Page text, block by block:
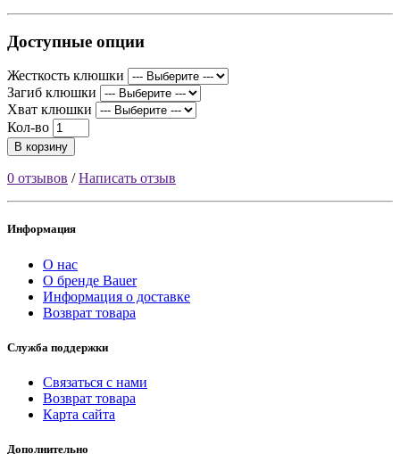
Доступные опции
Жесткость клюшки
Загиб клюшки
Хват клюшки
Кол-во
В корзину
0 отзывов /Написать отзыв
Информация
О нас
О бренде Bauer
Информация о доставке
Возврат товара
Служба поддержки
Связаться с нами
Возврат товара
Карта сайта
Дополнительно